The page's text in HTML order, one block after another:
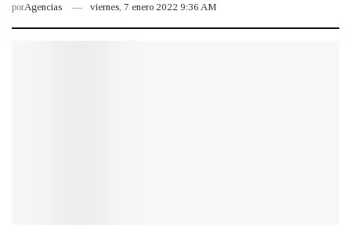
porAgencias viernes, 7 enero 2022 9:36 AM